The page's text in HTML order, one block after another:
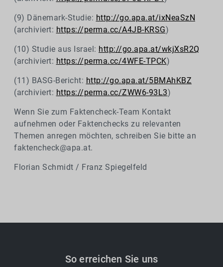
(9) Dänemark-Studie: http://go.apa.at/ixNeaSzN
(archiviert: https://perma.cc/A4JB-KRSG)
(10) Studie aus Israel: http://go.apa.at/wkjXsR2Q
(archiviert: https://perma.cc/4WFE-TPCK)
(11) BASG-Bericht: http://go.apa.at/5BMAhKBZ
(archiviert: https://perma.cc/ZWW6-93L3)
Wenn Sie zum Faktencheck-Team Kontakt
aufnehmen oder Faktenchecks zu relevanten
Themen anregen möchten, schreiben Sie bitte an
faktencheck@apa.at.
Florian Schmidt / Franz Spiegelfeld
So erreichen Sie uns